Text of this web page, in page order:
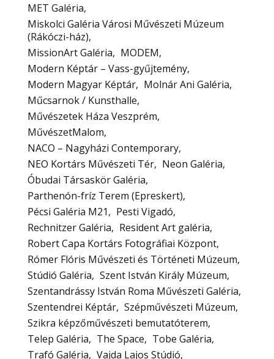
MET Galéria
Miskolci Galéria Városi Művészeti Múzeum
(Rákóczi-ház)
MissionArt Galéria
MODEM
Modern Képtár – Vass-gyűjtemény
Modern Magyar Képtár
Molnár Ani Galéria
Műcsarnok / Kunsthalle
Művészetek Háza Veszprém
MűvészetMalom
NACO – Nagyházi Contemporary
NEO Kortárs Művészeti Tér
Neon Galéria
Óbudai Társaskör Galéria
Parthenón-fríz Terem (Epreskert)
Pécsi Galéria M21
Pesti Vigadó
Rechnitzer Galéria
Resident Art galéria
Robert Capa Kortárs Fotográfiai Központ
Rómer Flóris Művészeti és Történeti Múzeum
Stúdió Galéria
Szent István Király Múzeum
Szentandrássy István Roma Művészeti Galéria
Szentendrei Képtár Szépművészeti Múzeum
Szikra képzőművészeti bemutatóterem
Telep Galéria
The Space
Tobe Galéria
Trafó Galéria
Vajda Lajos Stúdió